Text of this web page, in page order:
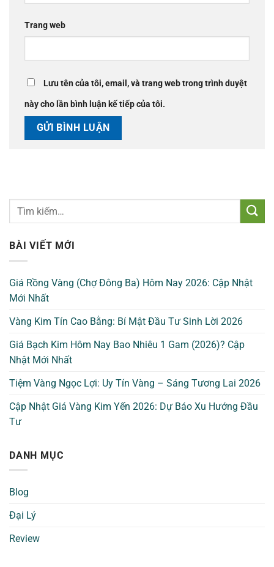
Trang web
Lưu tên của tôi, email, và trang web trong trình duyệt
này cho lần bình luận kế tiếp của tôi.
BÀI VIẾT MỚI
Giá Rồng Vàng (Chợ Đông Ba) Hôm Nay 2026: Cập Nhật
Mới Nhất
Vàng Kim Tín Cao Bằng: Bí Mật Đầu Tư Sinh Lời 2026
Giá Bạch Kim Hôm Nay Bao Nhiêu 1 Gam (2026)? Cập
Nhật Mới Nhất
Tiệm Vàng Ngọc Lợi: Uy Tín Vàng – Sáng Tương Lai 2026
Cập Nhật Giá Vàng Kim Yến 2026: Dự Báo Xu Hướng Đầu
Tư
DANH MỤC
Blog
Đại Lý
Review